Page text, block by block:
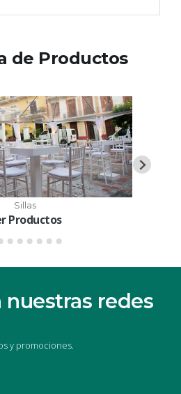
de Productos
Sillas
Productos
nuestras redes
y promociones.